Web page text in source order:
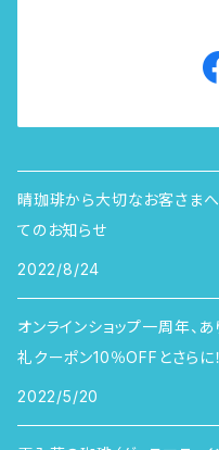
晴珈琲から大切なお客さま
てのお知らせ
2022/8/24
オンラインショップ一周年、
礼クーポン10％OFFとさら
2022/5/20